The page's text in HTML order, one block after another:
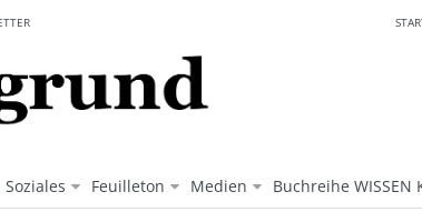
Soziales Feuilleton Medien Buchreihe WISSEN